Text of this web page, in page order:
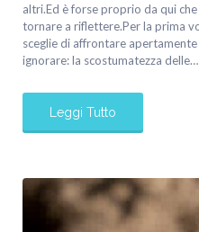
altri.Ed è forse proprio da qui
tornare a riflettere.Per la prima
sceglie di affrontare
ignorare: la scostumatezza delle…
Leggi Tutto